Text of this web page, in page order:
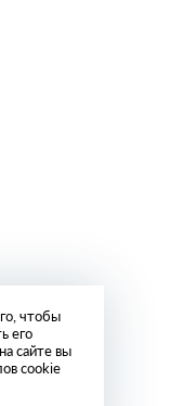
чтобы
его
сайте вы
cookie